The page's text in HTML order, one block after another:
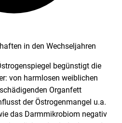
in den Wechseljahren
begünstigt die
von harmlosen weiblichen
Organfett
der Östrogenmangel u.a.
das Darmmikrobiom negativ